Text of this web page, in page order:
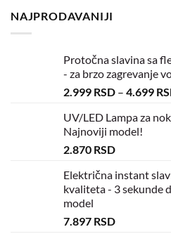
NAJPRODAVANIJI
Protočna slavina sa
- za brzo zagrevanje
2.999 RSD – 4.699
UV/LED Lampa za
Najnoviji model!
2.870 RSD
Električna instant
kvaliteta - 3 sekunde
model
7.897 RSD